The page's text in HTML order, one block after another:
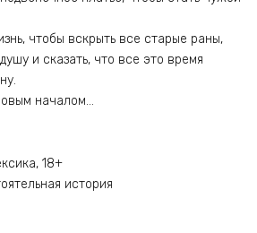
чтобы вскрыть все старые раны,
и сказать, что все это время
началом…
18+
история